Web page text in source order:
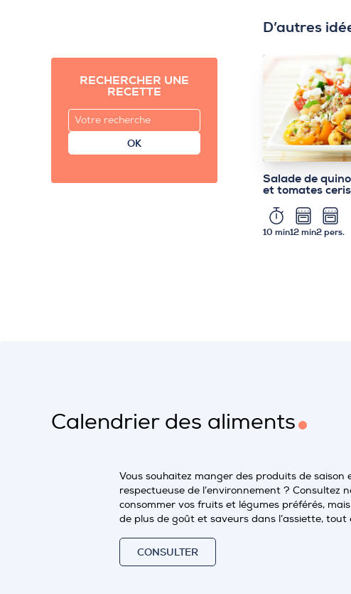
RECHERCHER UNE
RECETTE
OK
D’autres
Salade de
et tomates
10 min12 min2 pers.
Calendrier des aliments
Vous souhaitez manger des produits de
respectueuse de l’environnement ?
consommer vos fruits et légumes préférés,
de plus de goût et saveurs dans l’assiette,
CONSULTER